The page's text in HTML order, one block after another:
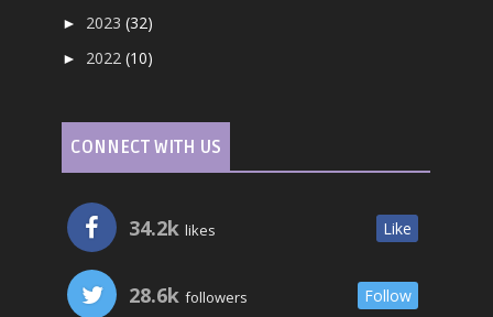
► 2023(32)
► 2022(10)
CONNECT WITH US
34.2k likes Like
28.6k followers Follow